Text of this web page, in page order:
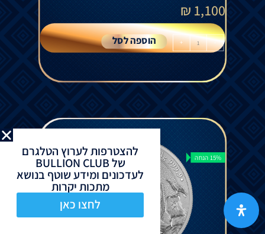
1,100
₪
-
+ הוספה לסל
15% הנחה להצטרפות לערוץ הטלגרם
של BULLION CLUB
לעדכונים ומידע שוטף בנושא
מתכות יקרות
לחצו כאן